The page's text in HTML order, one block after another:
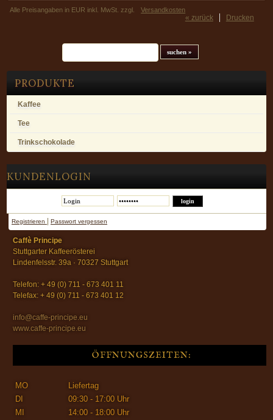
PRODUKTE
Kaffee
Tee
Trinkschokolade
KUNDENLOGIN
Registrieren Passwort vergessen
Caffè Principe
Stuttgarter Kaffeerösterei
Lindenfelsstr. 39a · 70327 Stuttgart
Telefon: + 49 (0) 711 - 673 401 11
Telefax: + 49 (0) 711 - 673 401 12
info@caffe-principe.eu
www.caffe-principe.eu
ÖFFNUNGSZEITEN:
MO
Liefertag
DI
09:30 - 17:00 Uhr
MI
14:00 - 18:00 Uhr
Alle Preisangaben in EUR inkl. MwSt. zzgl. Versandkosten
Drucken
« zurück